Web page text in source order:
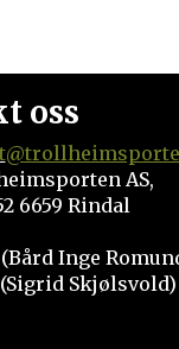
oss
AS,
6659 Rindal
Inge
Skjølsvold)